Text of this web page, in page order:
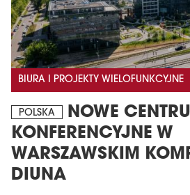
BIURA I PROJEKTY WIELOFUNKCYJNE
POLSKA
NOWE
KONFERENCYJNE W
WARSZAWSKIM
DIUNA